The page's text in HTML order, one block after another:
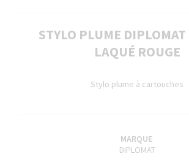
STYLO PLUME DIPLOMAT
LAQUÉ ROUGE
Stylo plume à cartouches
MARQUE
DIPLOMAT